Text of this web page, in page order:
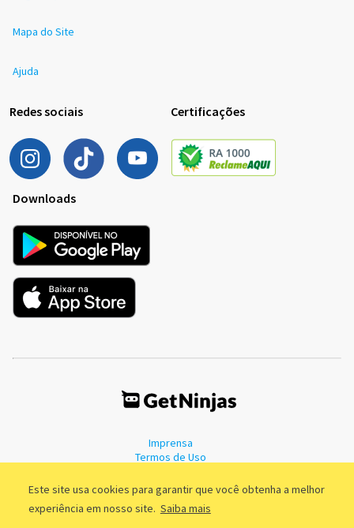
Este site usa cookies para garantir que você obtenha a melhor
experiência em nosso site. Saiba mais
Mapa do Site
Ajuda
Redes sociais Certificações
Downloads
Imprensa
Termos de Uso